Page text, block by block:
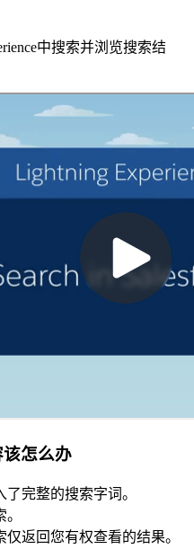
中搜索并浏览搜索结
怎么办
完整的搜索字词。
返回您有权查看的结果。